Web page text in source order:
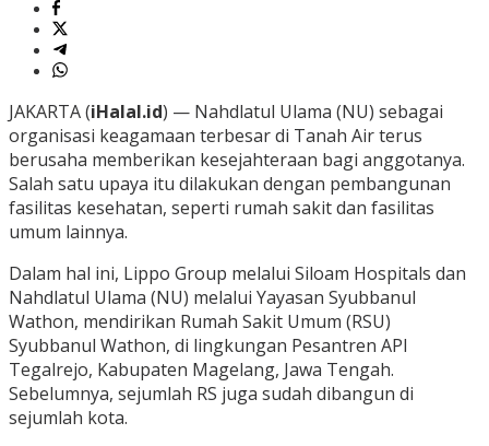
JAKARTA (iHalal.id) — Nahdlatul Ulama (NU) sebagai
organisasi keagamaan terbesar di Tanah Air terus
berusaha memberikan kesejahteraan bagi anggotanya.
Salah satu upaya itu dilakukan dengan pembangunan
fasilitas kesehatan, seperti rumah sakit dan fasilitas
umum lainnya.
Dalam hal ini, Lippo Group melalui Siloam Hospitals dan
Nahdlatul Ulama (NU) melalui Yayasan Syubbanul
Wathon, mendirikan Rumah Sakit Umum (RSU)
Syubbanul Wathon, di lingkungan Pesantren API
Tegalrejo, Kabupaten Magelang, Jawa Tengah.
Sebelumnya, sejumlah RS juga sudah dibangun di
sejumlah kota.